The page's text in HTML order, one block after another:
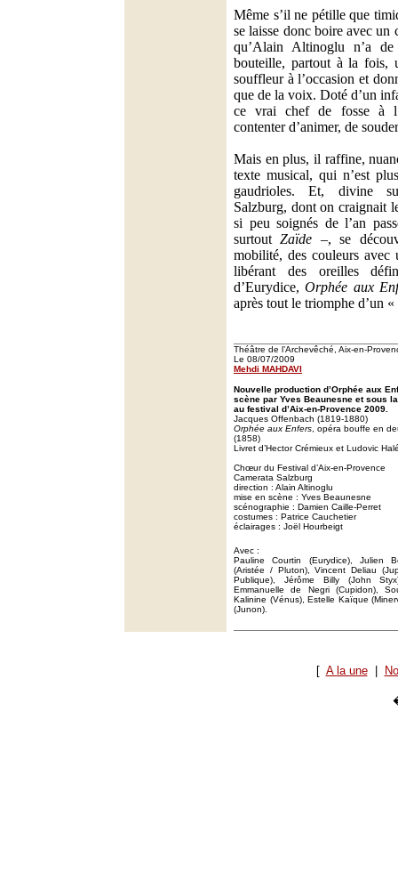
Même s’il ne pétille que
se laisse donc boire avec un
qu’Alain Altinoglu n’a
bouteille, partout à la fois,
souffleur à l’occasion et
que de la voix. Doté d’un
ce vrai chef de fosse à
contenter d’animer, de
Mais en plus, il raffine,
texte musical, qui n’est
gaudrioles. Et, divine
Salzburg, dont on craignait
si peu soignés de l’an
surtoutZaïde –, se
mobilité, des couleurs
libérant des oreilles
d’Eurydice,Orphée aux
après tout le triomphe d’un
Théâtre de l’Archevêché, Aix-en-
Le 08/07/2009
Mehdi MAHDAVI
Nouvelle production d’Orphée aux
scène par Yves Beaunesne et sous
au festival d’Aix-en-Provence 2009.
Jacques Offenbach (1819-1880)
Orphée aux Enfers , opéra bouffe en
(1858)
Livret d’Hector Crémieux et Ludovic
Chœur du Festival d’Aix-en-Provence
Camerata Salzburg
direction : Alain Altinoglu
mise en scène : Yves Beaunesne
scénographie : Damien Caille-Perret
costumes : Patrice Cauchetier
éclairages : Joël Hourbeigt
Avec :
Pauline Courtin (Eurydice), Julien
(Aristée / Pluton), Vincent Deliau
Publique), Jérôme Billy (John
Emmanuelle de Negri (Cupidon),
Kalinine (Vénus), Estelle Kaïque
(Junon).
[ A la une|